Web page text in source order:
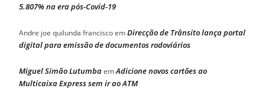
5.807% na era pós-Covid-19
Andre joe quilunda franciscoemDirecção de Trânsito lança portal
digital para emissão de documentos rodoviários
Miguel Simão LutumbaemAdicione novos cartões ao
Multicaixa Express sem ir ao ATM